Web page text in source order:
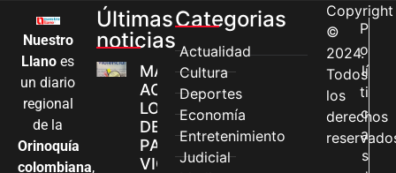
Nuestro
Llano es
un diario
regional
de la
Orinoquía
colombiana,
Últimas
noticias
MÁS MUJERES
ACCEDEN A
LOS CANALES
DE ATENCIÓN
PARA
VIOLENCIAS
Categorias
Actualidad
Cultura
Deportes
Economía
Entretenimiento
Judicial
Copyright
©
2024.
Todos
los
derechos
P
o
lí
ti
c
a
s